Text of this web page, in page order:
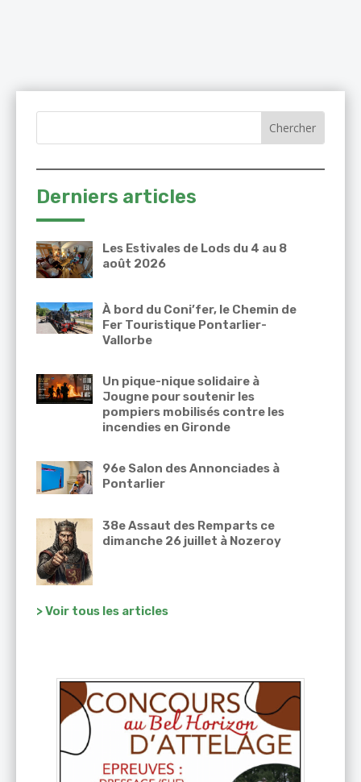
Derniers articles
Les Estivales de Lods du 4 au 8
août 2026
À bord du Coni’fer, le Chemin de
Fer Touristique Pontarlier-
Vallorbe
Un pique-nique solidaire à
Jougne pour soutenir les
pompiers mobilisés contre les
incendies en Gironde
96e Salon des Annonciades à
Pontarlier
38e Assaut des Remparts ce
dimanche 26 juillet à Nozeroy
> Voir tous les articles